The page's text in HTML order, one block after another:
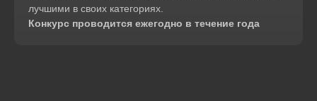
лучшими в своих категориях.
Конкурс проводится ежегодно в течение года